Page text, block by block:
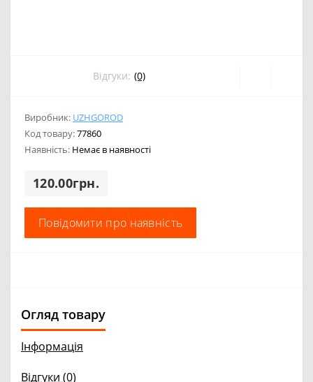
Відгуки: (0)
Виробник: UZHGOROD
Код товару:77860
Наявність: Немає в наявності
120.00грн.
Повідомити про наявність
Огляд товару
Інформація
Відгуки (0)